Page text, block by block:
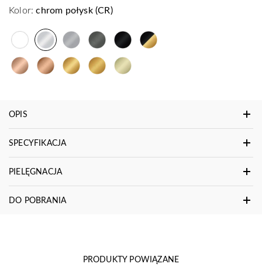
Kolor: chrom połysk (CR)
OPIS
SPECYFIKACJA
PIELĘGNACJA
DO POBRANIA
PRODUKTY POWIĄZANE